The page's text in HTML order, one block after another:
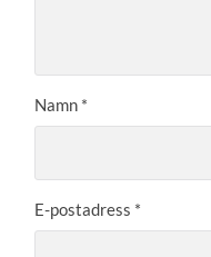
Namn *
E-postadress *